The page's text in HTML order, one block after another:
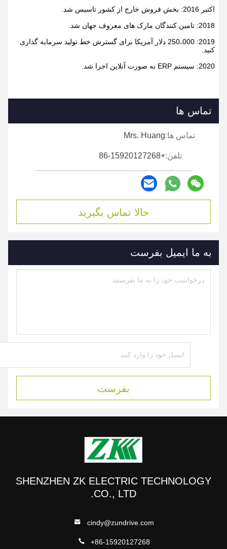
اکتبر 2016: بخش فروش خارج از کشور تاسیس شد.
2018: تامین کنندگان مارک های معروف جهان شد.
2019: 250،000 دلار آمریکا برای گسترش خط تولید سرمایه گذاری
کنید.
2020: سیستم ERP به صورت آنلاین اجرا شد.
تماس ها
تماس ها:Mrs. Huang
تلفن:+86-15920127268
حالا تماس بگیرید
به ما ایمیل بفرست
بفرست
SHENZHEN ZK ELECTRIC TECHNOLOGY
CO., LTD.
cindy@zundrive.com
+86-15920127268